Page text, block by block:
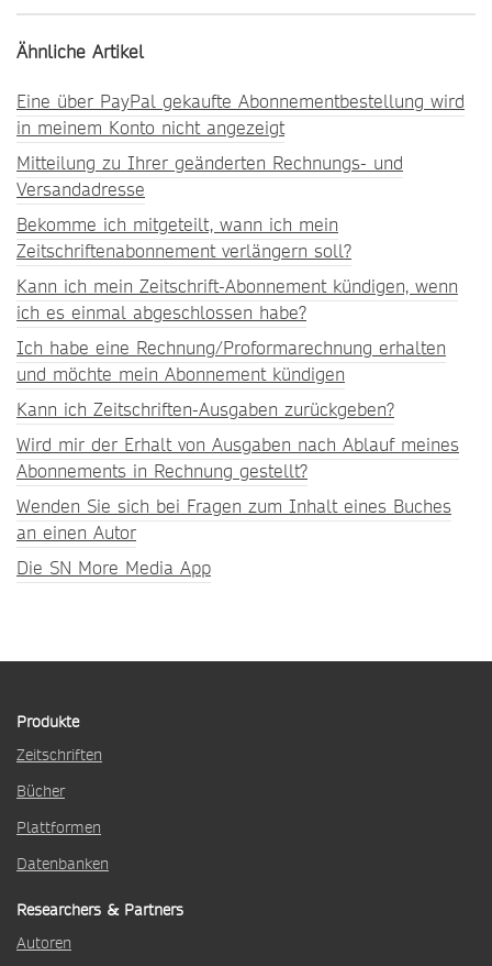
Ähnliche Artikel
Eine über PayPal gekaufte Abonnementbestellung wird
in meinem Konto nicht angezeigt
Mitteilung zu Ihrer geänderten Rechnungs- und
Versandadresse
Bekomme ich mitgeteilt, wann ich mein
Zeitschriftenabonnement verlängern soll?
Kann ich mein Zeitschrift-Abonnement kündigen, wenn
ich es einmal abgeschlossen habe?
Ich habe eine Rechnung/Proformarechnung erhalten
und möchte mein Abonnement kündigen
Kann ich Zeitschriften-Ausgaben zurückgeben?
Wird mir der Erhalt von Ausgaben nach Ablauf meines
Abonnements in Rechnung gestellt?
Wenden Sie sich bei Fragen zum Inhalt eines Buches
an einen Autor
Die SN More Media App
Produkte
Zeitschriften
Bücher
Plattformen
Datenbanken
Researchers & Partners
Autoren